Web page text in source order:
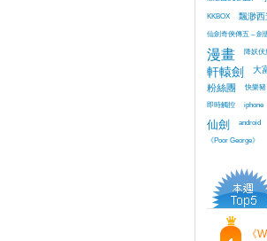
KKBOX
飄渺西
仙劍奇俠傳五 – 劍
漫畫 降妖伏
軒轅劍 大
粉絲團 快樂豬
即時觸控 iphone
仙劍 android
《Poor George》
《